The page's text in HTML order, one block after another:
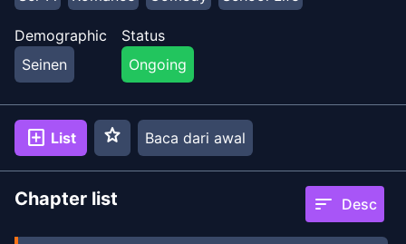
Demographic
Seinen
Status
Ongoing
add_box List star Baca dari awal
Chapter list sort Desc